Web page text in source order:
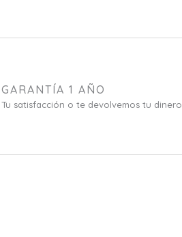
GARANTÍA 1 AÑO
Tu satisfacción o te devolvemos tu dinero